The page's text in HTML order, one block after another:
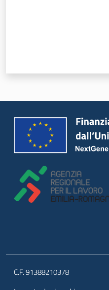
C.F. 91388210378